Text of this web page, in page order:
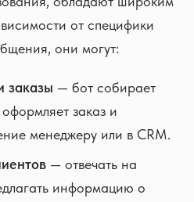
от специфики
они могут:
заказы — бот собирает
заказ и
менеджеру или в CRM.
— отвечать на
информацию о